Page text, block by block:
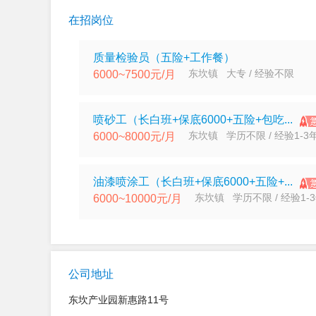
在招岗位
质量检验员（五险+工作餐）
6000~7500元/月 东坎镇 大专 / 经验不限
喷砂工（长白班+保底6000+五险+包吃...
6000~8000元/月 东坎镇 学历不限 / 经验1-3
油漆喷涂工（长白班+保底6000+五险+...
6000~10000元/月 东坎镇 学历不限 / 经验1-
公司地址
东坎产业园新惠路11号